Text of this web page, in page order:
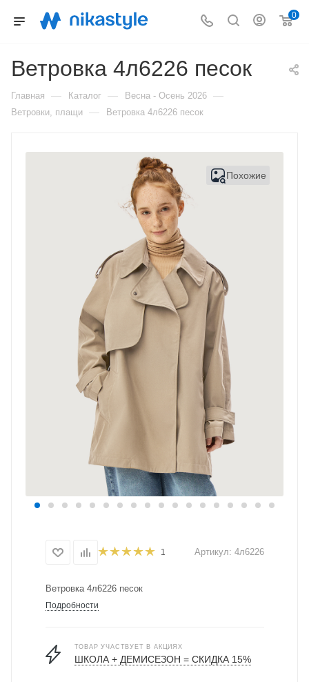
0
Ветровка 4л6226 песок
Главная — Каталог — Весна - Осень 2026 —
Ветровки, плащи — Ветровка 4л6226 песок
Похожие
1 Артикул: 4л6226
Ветровка 4л6226 песок
Подробности
ТОВАР УЧАСТВУЕТ В АКЦИЯХ
ШКОЛА + ДЕМИСЕЗОН = СКИДКА 15%